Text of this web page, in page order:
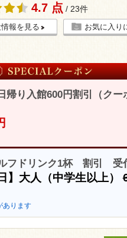
4.7 点 / 23件
報を見る お気に入り
帰り入館600円割引（ク
ルフドリンク1杯 割引
】大人（中学生以上）
あります